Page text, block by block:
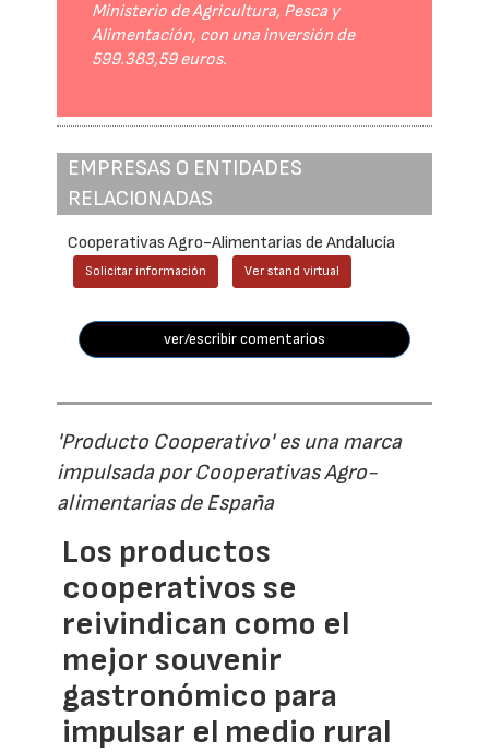
Ministerio de Agricultura, Pesca y
Alimentación, con una inversión de
599.383,59 euros.
EMPRESAS O ENTIDADES
RELACIONADAS
Cooperativas Agro-Alimentarias de Andalucía
Solicitar información Ver stand virtual
ver/escribir comentarios
'Producto Cooperativo' es una marca
impulsada por Cooperativas Agro-
alimentarias de España
Los productos
cooperativos se
reivindican como el
mejor souvenir
gastronómico para
impulsar el medio rural